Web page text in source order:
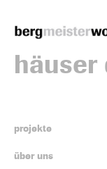
häuser
projekte
über uns